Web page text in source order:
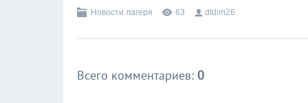
Новости лагеря 63 dtdim26
Всего комментариев: 0